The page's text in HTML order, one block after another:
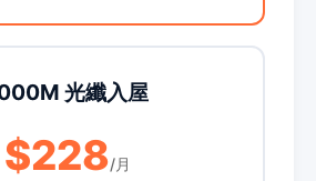
光纖入屋
$228/月